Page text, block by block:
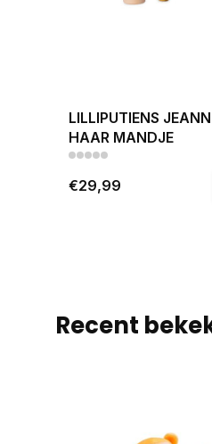
LILLIPUTIENS
HAAR MANDJE
€29,99
Recent